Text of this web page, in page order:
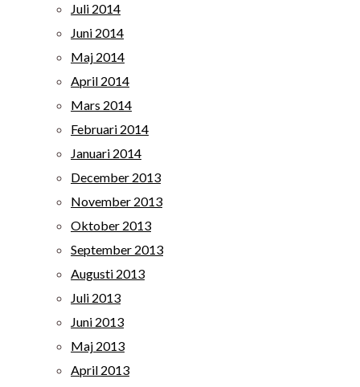
Juli 2014
Juni 2014
Maj 2014
April 2014
Mars 2014
Februari 2014
Januari 2014
December 2013
November 2013
Oktober 2013
September 2013
Augusti 2013
Juli 2013
Juni 2013
Maj 2013
April 2013